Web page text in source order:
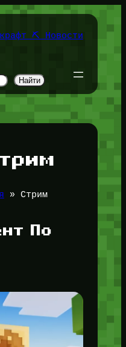
⛏️ Новости
Найти
» Стрим
По